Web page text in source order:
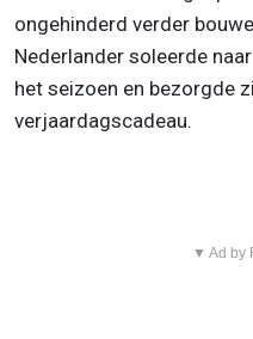
ongehinderd verder
Nederlander soleerde
het seizoen en bezorgde
verjaardagscadeau.
▼ Ad by